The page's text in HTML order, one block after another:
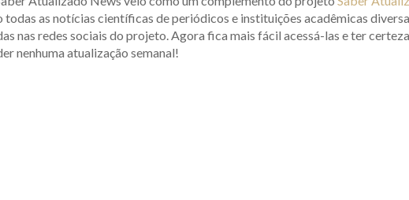
todas as notícias científicas de periódicos e instituições acadêmicas
nas redes sociais do projeto. Agora fica mais fácil acessá-las e ter
nenhuma atualização semanal!